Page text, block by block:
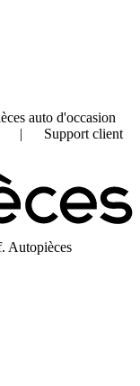
auto d'occasion
| Support client
Autopièces